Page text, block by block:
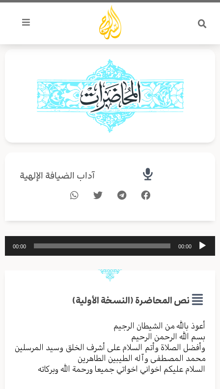
تخطي
المحتوى
آداب الضيافة الإلهية
مشغل
الصوت
00:00
00:00
نص المحاضرة (النسخة الأولية)
أعوذ بالله من الشیطان الرجیم
بسم الله الرحمن الرحیم
وأفضل الصلاة وأتم السلام علی أشرف الخلق وسید المرسلین
محمد المصطفی وآله الطیبین الطاهرین
السلام علیکم اخواني اخواتي جمیعا ورحمة الله وبرکاته